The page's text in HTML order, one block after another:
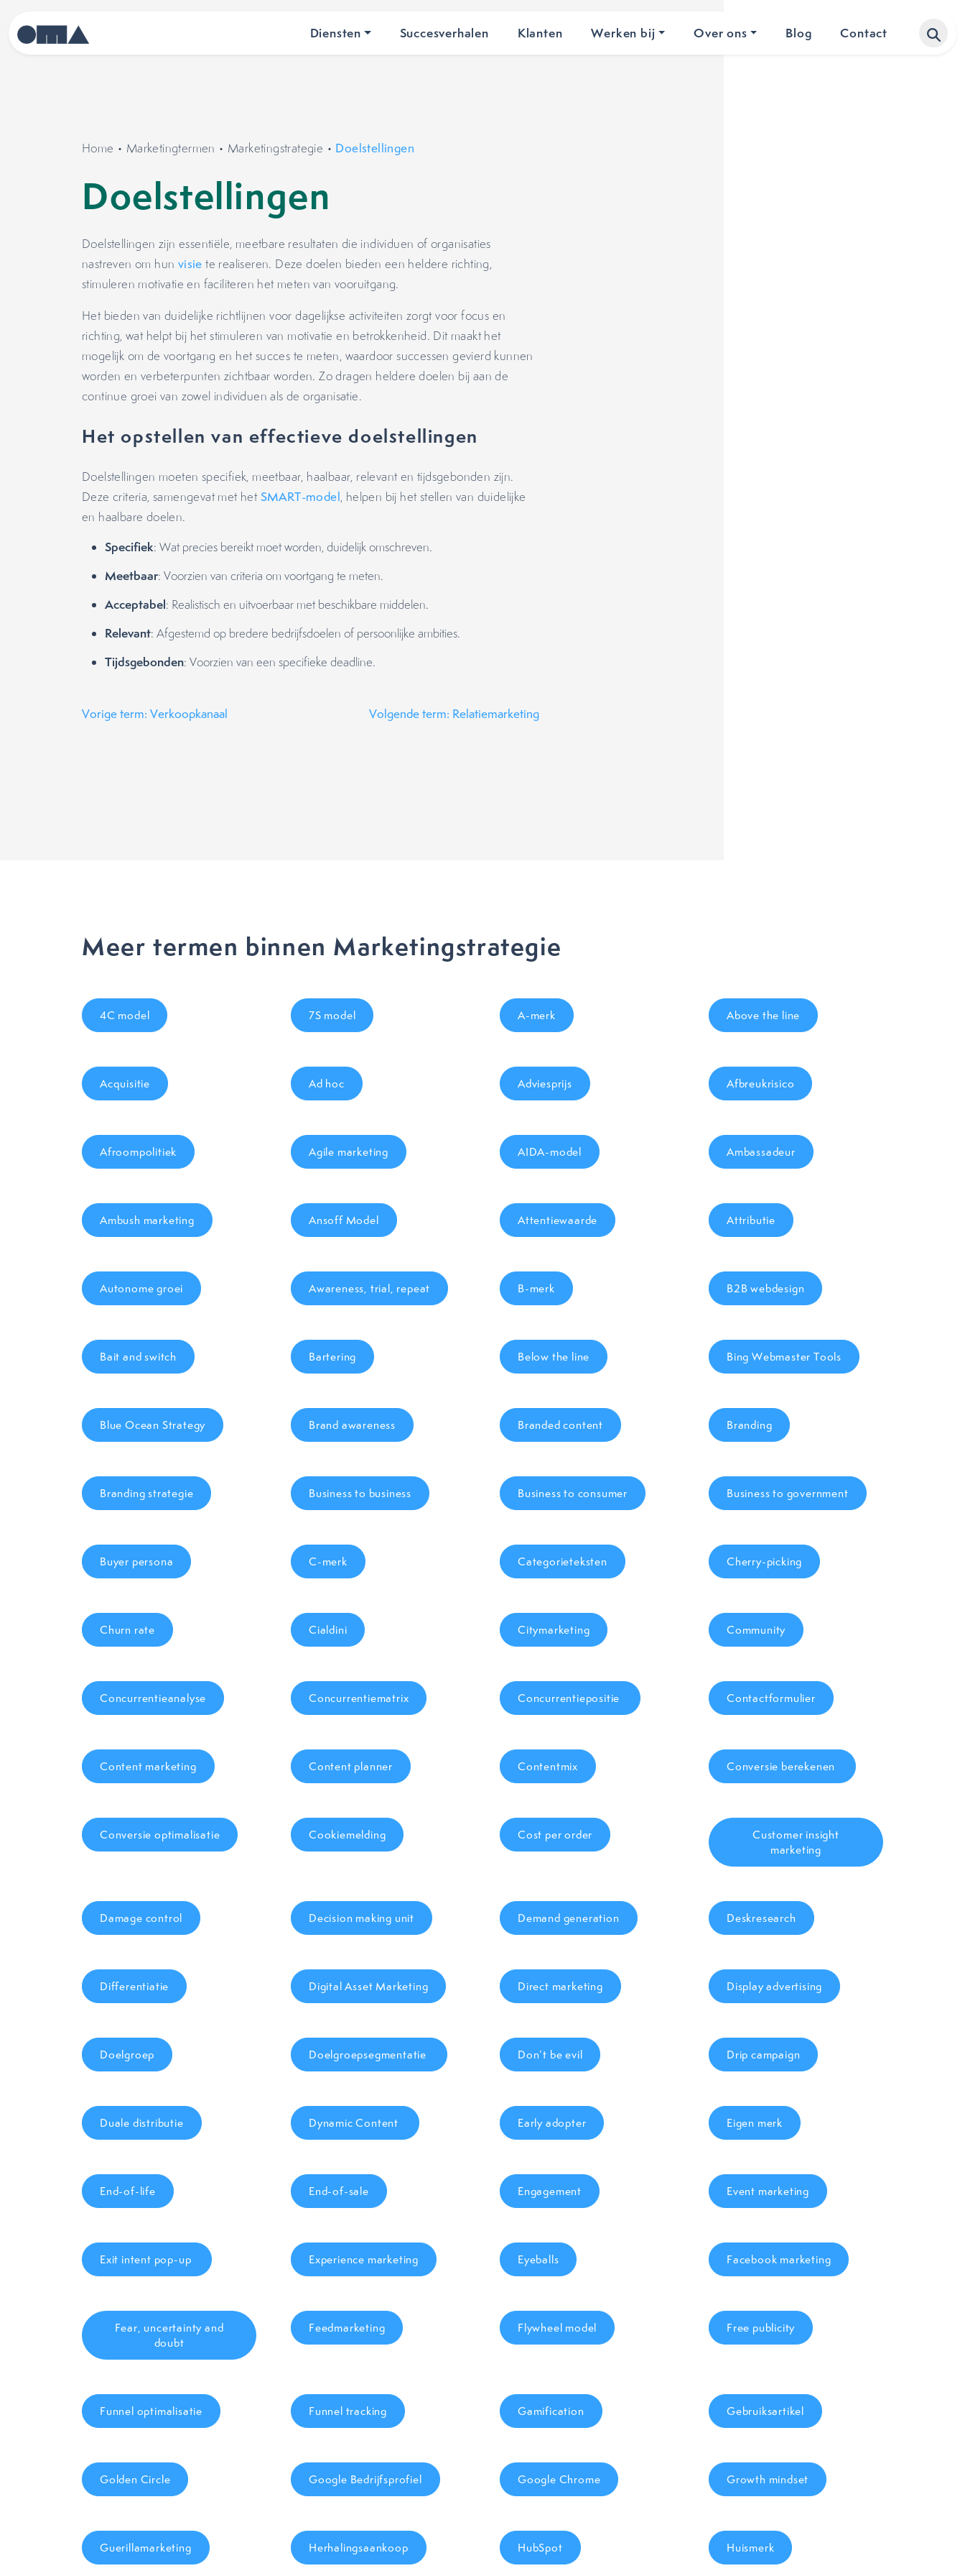
Diensten Succesverhalen Klanten Werken bij Over ons Blog Contact
Home • Marketingtermen • Marketingstrategie • Doelstellingen
Doelstellingen
Doelstellingen zijn essentiële, meetbare resultaten die individuen of organisaties
nastreven om hun visie te realiseren. Deze doelen bieden een heldere richting,
stimuleren motivatie en faciliteren het meten van vooruitgang.
Het bieden van duidelijke richtlijnen voor dagelijkse activiteiten zorgt voor focus en
richting, wat helpt bij het stimuleren van motivatie en betrokkenheid. Dit maakt het
mogelijk om de voortgang en het succes te meten, waardoor successen gevierd kunnen
worden en verbeterpunten zichtbaar worden. Zo dragen heldere doelen bij aan de
continue groei van zowel individuen als de organisatie.
Het opstellen van effectieve doelstellingen
Doelstellingen moeten specifiek, meetbaar, haalbaar, relevant en tijdsgebonden zijn.
Deze criteria, samengevat met hetSMART-model, helpen bij het stellen van duidelijke
en haalbare doelen.
Specifiek: Wat precies bereikt moet worden, duidelijk omschreven.
Meetbaar: Voorzien van criteria om voortgang te meten.
Acceptabel: Realistisch en uitvoerbaar met beschikbare middelen.
Relevant: Afgestemd op bredere bedrijfsdoelen of persoonlijke ambities.
Tijdsgebonden: Voorzien van een specifieke deadline.
Vorige term: Verkoopkanaal Volgende term: Relatiemarketing
Meer termen binnen Marketingstrategie
4C model 7S model A-merk Above the line
Acquisitie Ad hoc Adviesprijs Afbreukrisico
Afroompolitiek Agile marketing AIDA-model Ambassadeur
Ambush marketing Ansoff Model Attentiewaarde Attributie
Autonome groei Awareness, trial, repeat B-merk B2B webdesign
Bait and switch Bartering Below the line Bing Webmaster Tools
Blue Ocean Strategy Brand awareness Branded content Branding
Branding strategie Business to business Business to consumer Business to government
Buyer persona C-merk Categorieteksten Cherry-picking
Churn rate Cialdini Citymarketing Community
Concurrentieanalyse Concurrentiematrix Concurrentiepositie Contactformulier
Content marketing Content planner Contentmix Conversie berekenen
Conversie optimalisatie Cookiemelding Cost per order
Customer insight
marketing
Damage control Decision making unit Demand generation Deskresearch
Differentiatie Digital Asset Marketing Direct marketing Display advertising
Doelgroep Doelgroepsegmentatie Don’t be evil Drip campaign
Duale distributie Dynamic Content Early adopter Eigen merk
End-of-life End-of-sale Engagement Event marketing
Exit intent pop-up Experience marketing Eyeballs Facebook marketing
Fear, uncertainty and
doubt
Feedmarketing Flywheel model Free publicity
Funnel optimalisatie Funnel tracking Gamification Gebruiksartikel
Golden Circle Google Bedrijfsprofiel Google Chrome Growth mindset
Guerillamarketing Herhalingsaankoop HubSpot Huismerk